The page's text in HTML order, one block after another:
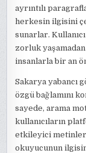
ayrıntılı
herkesin ilgisini
sunarlar.
zorluk
insanlarla bir an
Sakarya yabancı
özgü bağlamını
sayede, arama
kullanıcıların
etkileyici
okuyucunun